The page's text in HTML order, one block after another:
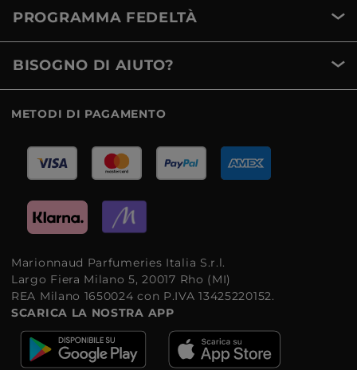
PROGRAMMA FEDELTÀ
BISOGNO DI AIUTO?
METODI DI PAGAMENTO
Marionnaud Parfumeries Italia S.r.l.
Largo Fiera Milano 5, 20017 Rho (MI)
REA Milano 1650024 con P.IVA 13425220152.
SCARICA LA NOSTRA APP